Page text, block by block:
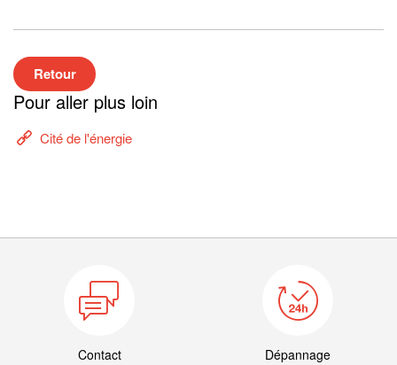
Retour
Pour aller plus loin
Cité de l'énergie
Contact Dépannage